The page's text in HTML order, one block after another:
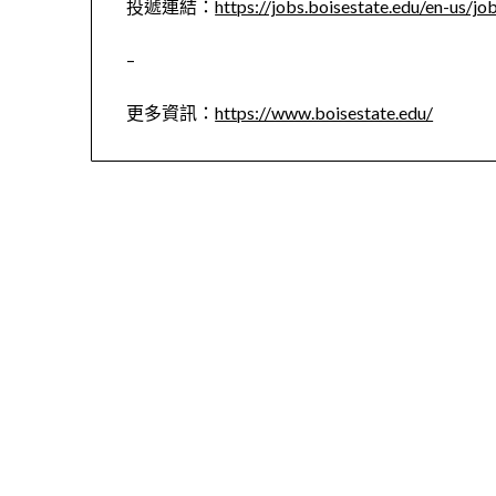
投遞連結：https://jobs.boisestate.edu/en-us/
–
更多資訊：https://www.boisestate.edu/